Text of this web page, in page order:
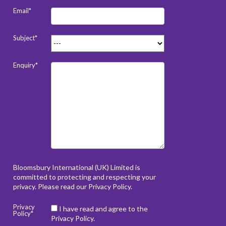
Email*
Subject*
Enquiry*
Bloomsbury International (UK) Limited is
committed to protecting and respecting your
privacy. Please read our Privacy Policy.
Privacy
Policy*
I have read and agree to the
Privacy Policy.